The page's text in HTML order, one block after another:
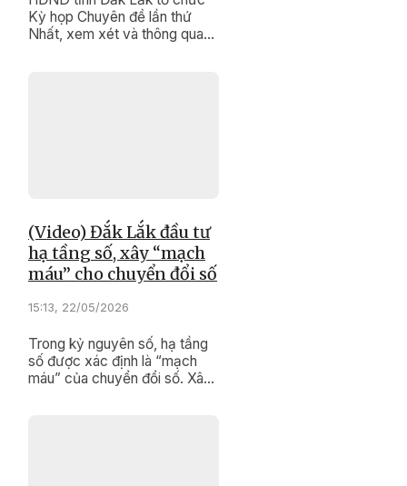
Kỳ họp Chuyên đề lần thứ
Nhất, xem xét và thông qua
(Video) Đắk Lắk đầu tư
hạ tầng số, xây “mạch
máu” cho chuyển đổi số
15:13, 22/05/2026
Trong kỷ nguyên số, hạ tầng
số được xác định là “mạch
máu” của chuyển đổi số. Xây